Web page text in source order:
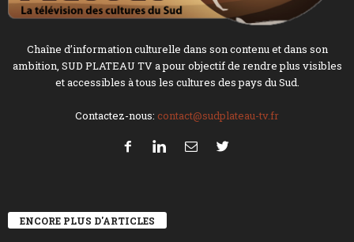
Chaîne d’information culturelle dans son contenu et dans son
ambition, SUD PLATEAU TV a pour objectif de rendre plus visibles
et accessibles à tous les cultures des pays du Sud.
Contactez-nous: contact@sudplateau-tv.fr
ENCORE PLUS D'ARTICLES